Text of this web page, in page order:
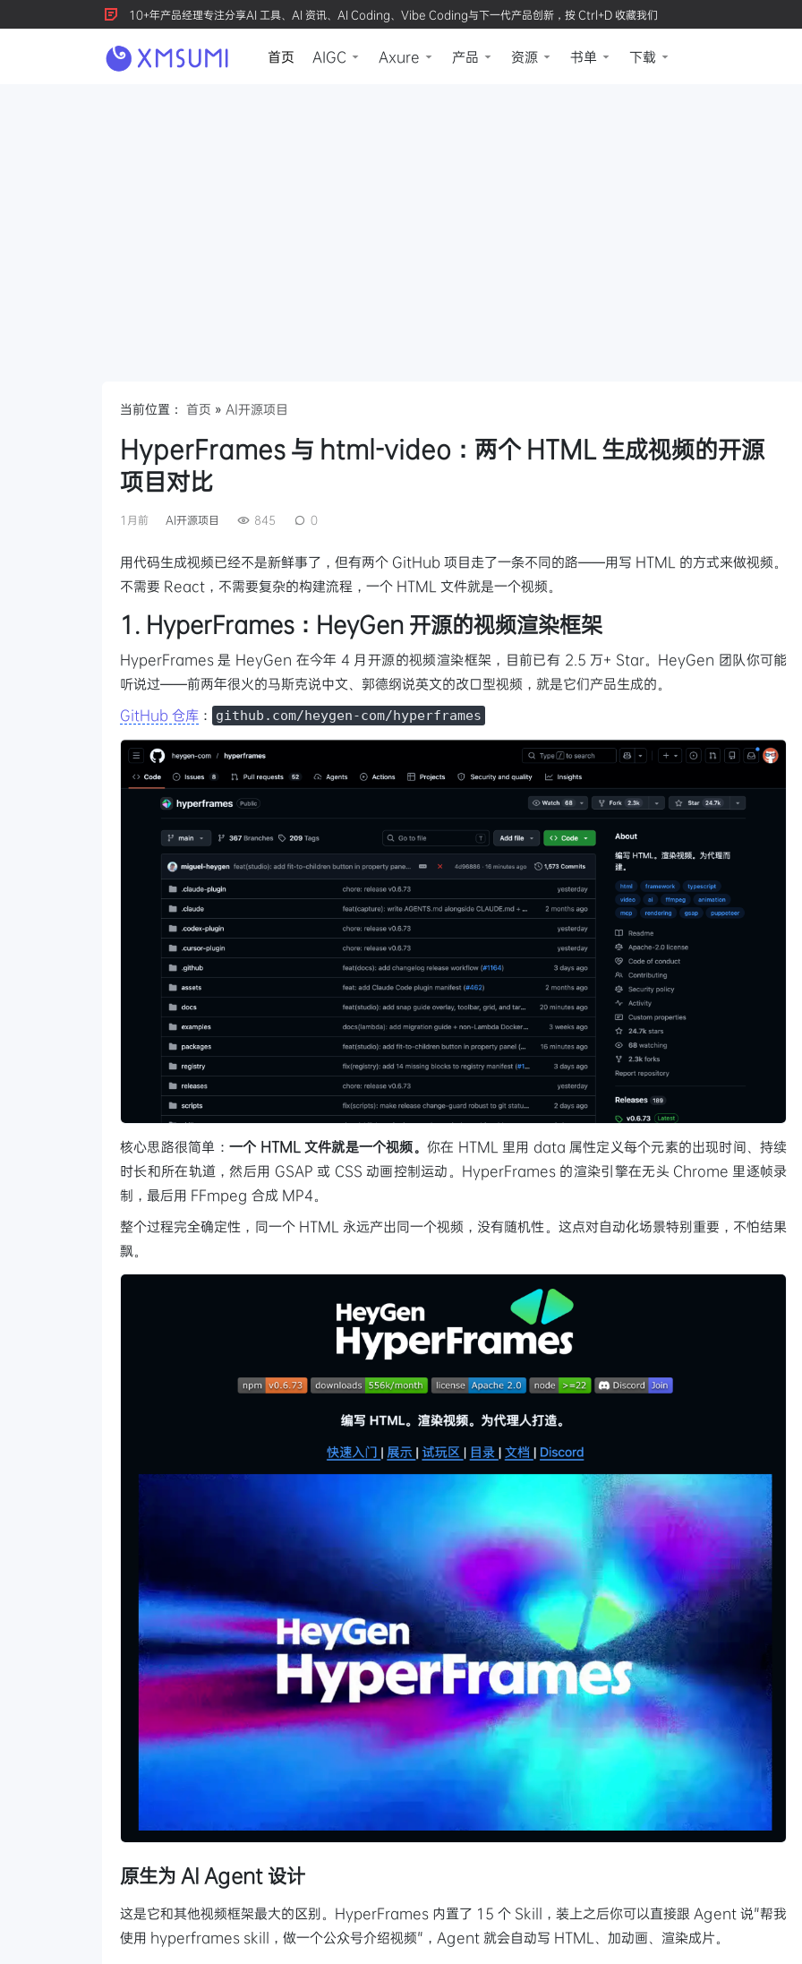
10+年产品经理专注分享AI 工具、AI 资讯、AI Coding、Vibe Coding与下一代产品创新，按 Ctrl+D 收藏我们
首页 AIGC Axure 产品 资源 书单 下载
当前位置： 首页 » AI开源项目
HyperFrames 与 html-video：两个 HTML 生成视频的开源
项目对比
1月前 AI开源项目 845 0
用代码生成视频已经不是新鲜事了，但有两个 GitHub 项目走了一条不同的路——用写 HTML 的方式来做视频。
不需要 React，不需要复杂的构建流程，一个 HTML 文件就是一个视频。
1. HyperFrames：HeyGen 开源的视频渲染框架
HyperFrames 是 HeyGen 在今年 4 月开源的视频渲染框架，目前已有 2.5 万+ Star。HeyGen 团队你可能
听说过——前两年很火的马斯克说中文、郭德纲说英文的改口型视频，就是它们产品生成的。
GitHub 仓库 ： github.com/heygen-com/hyperframes
核心思路很简单： 一个 HTML 文件就是一个视频。 你在 HTML 里用 data 属性定义每个元素的出现时间、持续
时长和所在轨道，然后用 GSAP 或 CSS 动画控制运动。HyperFrames 的渲染引擎在无头 Chrome 里逐帧录
制，最后用 FFmpeg 合成 MP4。
整个过程完全确定性，同一个 HTML 永远产出同一个视频，没有随机性。这点对自动化场景特别重要，不怕结果
飘。
原生为 AI Agent 设计
这是它和其他视频框架最大的区别。HyperFrames 内置了 15 个 Skill，装上之后你可以直接跟 Agent 说"帮我
使用 hyperframes skill，做一个公众号介绍视频"，Agent 就会自动写 HTML、加动画、渲染成片。